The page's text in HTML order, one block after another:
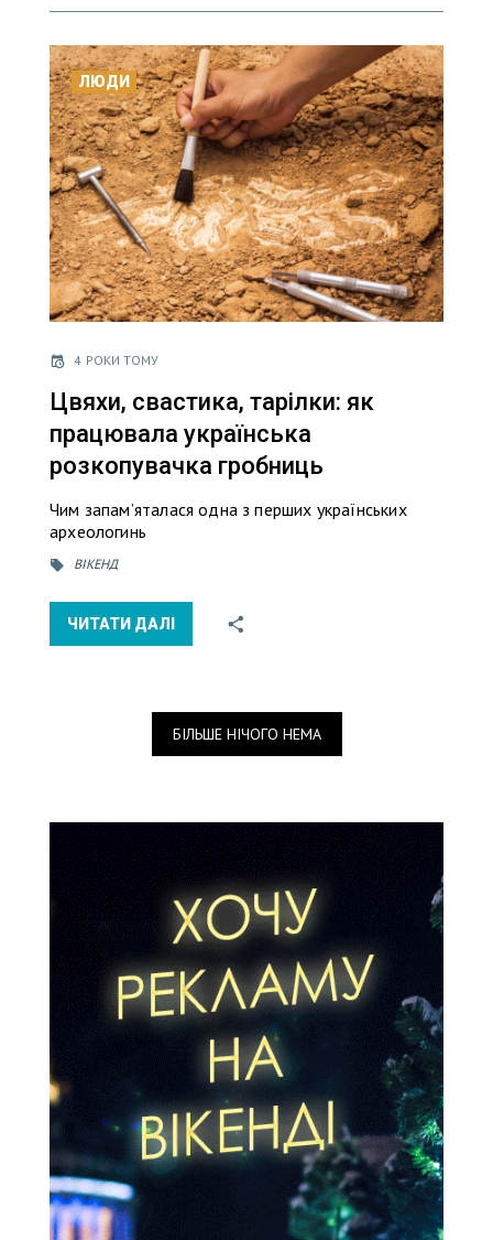
ЛЮДИ
4 РОКИ ТОМУ
Цвяхи, свастика, тарілки: як
працювала українська
розкопувачка гробниць
Чим запамʼяталася одна з перших українських
археологинь
ВІКЕНД
ЧИТАТИ ДАЛІ
БІЛЬШЕ НІЧОГО НЕМА